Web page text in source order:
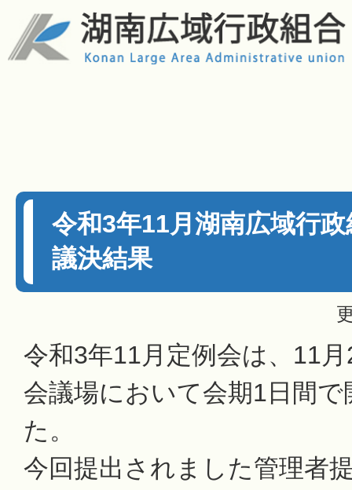
令和3年11月湖南広域行
議決結果
令和3年11月定例会は、11
会議場において会期1日間
た。
今回提出されました管理者